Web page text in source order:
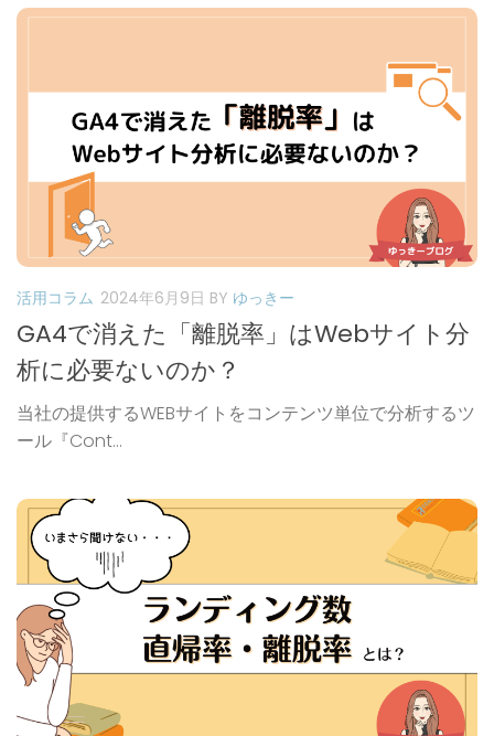
活用コラム 2024年6月9日 BY ゆっきー
GA4で消えた「離脱率」はWebサイト分
析に必要ないのか？
当社の提供するWEBサイトをコンテンツ単位で分析するツ
ール『Cont...